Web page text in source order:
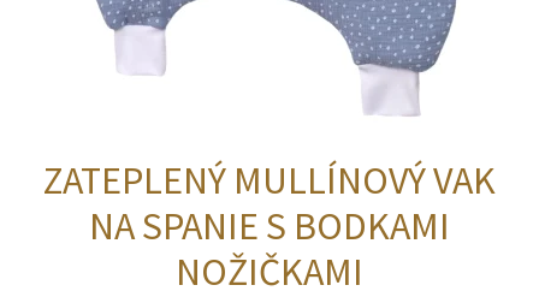
ZATEPLENÝ MULLÍNOVÝ VAK
NA SPANIE S BODKAMI
NOŽIČKAMI